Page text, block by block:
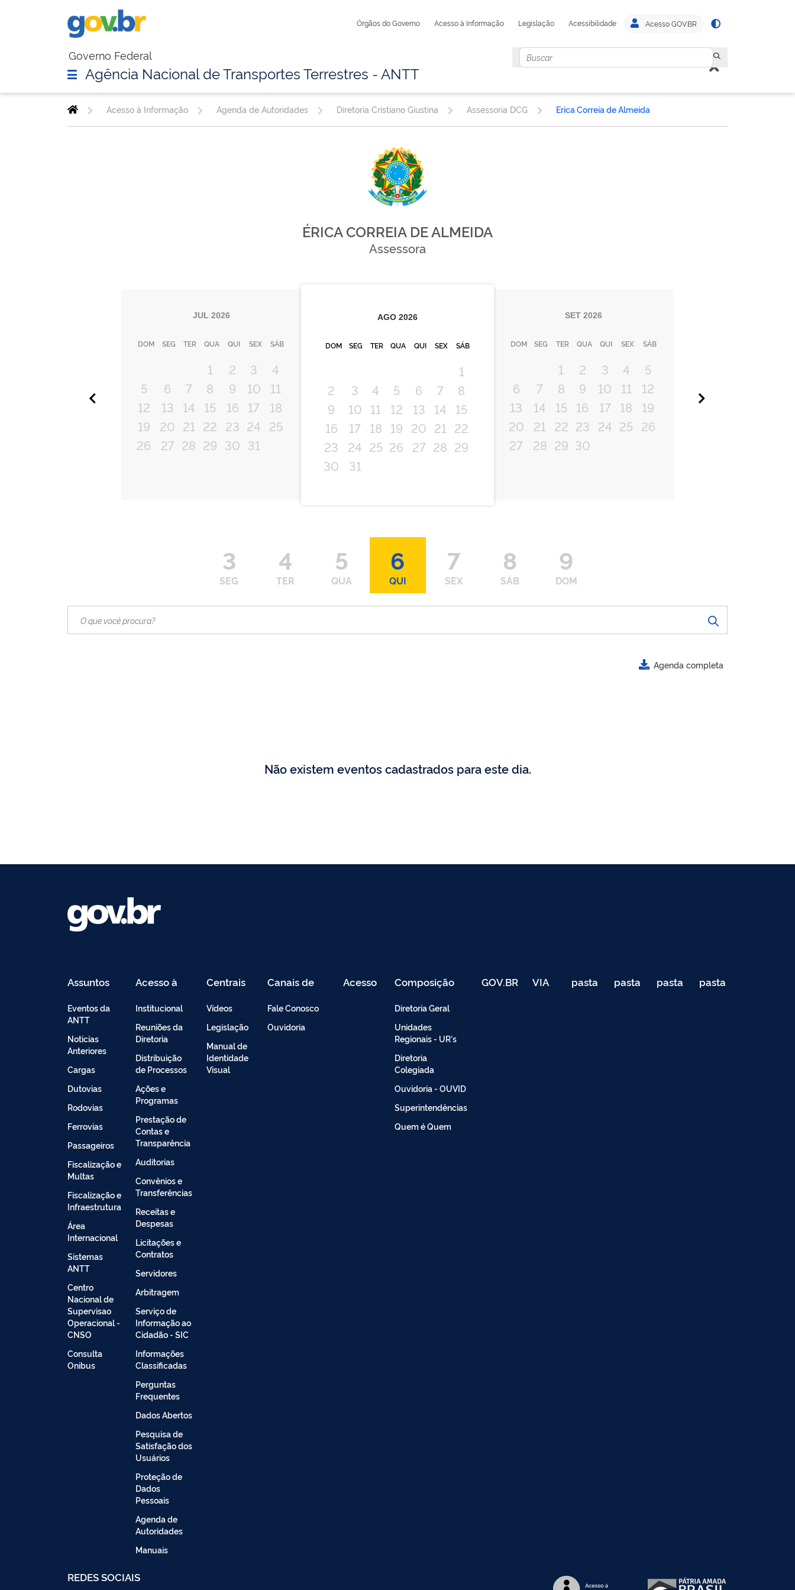
Órgãos do Governo Acesso à Informação Legislação Acessibilidade Acesso GOV.BR
Governo Federal
Agência Nacional de Transportes Terrestres - ANTT
Acesso à Informação Agenda de Autoridades Diretoria Cristiano Giustina Assessoria DCG Erica Correia de Almeida
ÉRICA CORREIA DE ALMEIDA
Assessora
JUL 2026
DOM SEG TER QUA QUI SEX SÁB
1 2 3
4
5
6 7 8 9 10
11
12
13 14 15 16 17
18
19
20 21 22 23 24 25
26
27 28 29 30 31
AGO 2026
DOM SEG TER QUA QUI SEX SÁB
1
2
3 4 5 6 7
8
9
10 11 12 13 14
15
16
17 18 19 20 21 22
23
24 25 26 27 28 29
30
31
SET 2026
DOM SEG TER QUA QUI SEX SÁB
1 2 3 4
5
6
7 8 9 10 11
12
13
14 15 16 17 18
19
20
21 22 23 24 25 26
27
28 29 30
3
SEG
4
TER
5
QUA
6
QUI
7
SEX
8
SÁB
9
DOM
Agenda completa
Não existem eventos cadastrados para este dia.
Assuntos
Eventos da
ANTT
Noticias
Anteriores
Cargas
Dutovias
Rodovias
Ferrovias
Passageiros
Fiscalização e
Multas
Fiscalização e
Infraestrutura
Área
Internacional
Sistemas
ANTT
Centro
Nacional de
Supervisao
Operacional -
CNSO
Consulta
Onibus
Acesso à
Informação
Institucional
Reuniões da
Diretoria
Distribuição
de Processos
Ações e
Programas
Prestação de
Contas e
Transparência
Auditorias
Convênios e
Transferências
Receitas e
Despesas
Licitações e
Contratos
Servidores
Arbitragem
Serviço de
Informação ao
Cidadão - SIC
Informações
Classificadas
Perguntas
Frequentes
Dados Abertos
Pesquisa de
Satisfação dos
Usuários
Proteção de
Dados
Pessoais
Agenda de
Autoridades
Manuais
Centrais
de
Vídeos
Legislação
Manual de
Identidade
Visual
Canais de
Atendimento
Fale Conosco
Ouvidoria
Acesso
Restrito
Composição
Diretoria Geral
Unidades
Regionais - UR's
Diretoria
Colegiada
Ouvidoria - OUVID
Superintendências
Quem é Quem
GOV.BR VIA
040
pasta
de
pasta
de
pasta
de
pasta
de
REDES SOCIAIS